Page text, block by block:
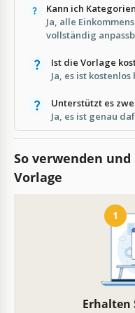
Kann ich
Ja, alle
vollständig
Ist die Vorlage
Ja, es ist
Unterstützt es
Ja, es ist genau
So verwenden
Vorlage
1
Erhalten